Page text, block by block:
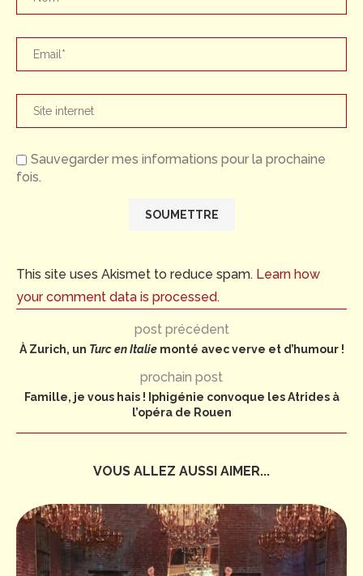
Sauvegarder mes informations pour la prochaine
fois.
This site uses Akismet to reduce spam. Learn how
your comment data is processed.
post précédent
À Zurich, un Turc en Italiemonté avec verve et d’humour !
prochain post
Famille, je vous hais ! Iphigénie convoque les Atrides à
l’opéra de Rouen
VOUS ALLEZ AUSSI AIMER...